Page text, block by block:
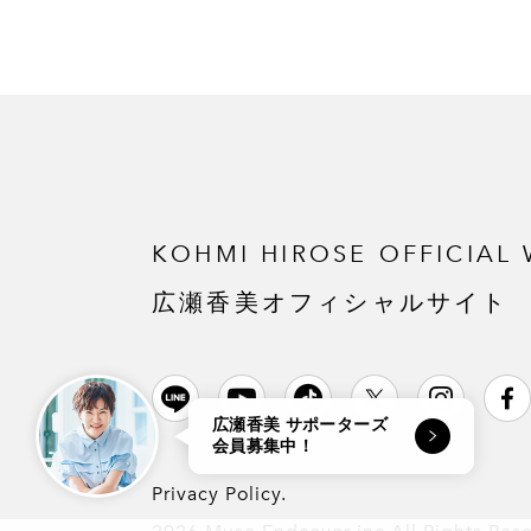
広瀬香美 サポーターズ
会員募集中！
KOHMI HIROSE OFFICIAL
広瀬香美オフィシャルサイト
Privacy Policy.